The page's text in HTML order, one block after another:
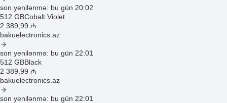
son yenilənmə: bu gün 20:02
512 GBCobalt Violet
2 389 ,99 ₼
bakuelectronics.az
son yenilənmə: bu gün 22:01
512 GBBlack
2 389 ,99 ₼
bakuelectronics.az
son yenilənmə: bu gün 22:01